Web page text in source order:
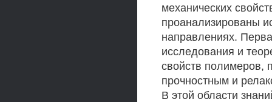
механических
проанализированы
направлениях.
исследования и
свойств полимеров,
прочностным и
В этой области